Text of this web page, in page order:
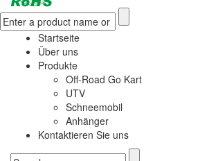
Startseite
Über uns
Produkte
Off-Road Go Kart
UTV
Schneemobil
Anhänger
Kontaktieren Sie uns